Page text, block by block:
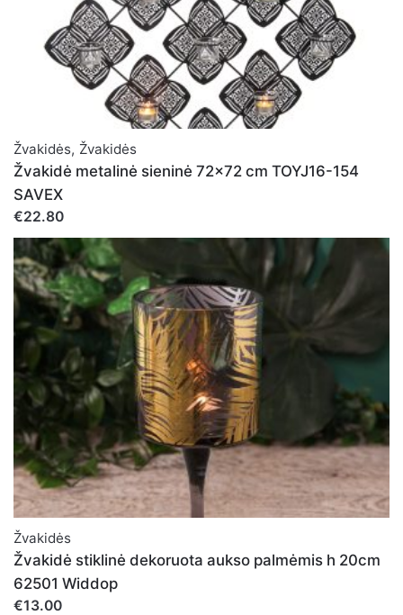
El. paštas*
pašto adresą ir interneto puslapį, kad jų nebereiktų įvesti
iš naujo, kai kitą kartą vėl norėsiu parašyti komentarą.
Žvakidės, Žvakidės
Žvakidė metalinė sieninė 72x72 cm TOYJ16-154
SAVEX
€22.80
Žvakidės
Žvakidė stiklinė dekoruota aukso palmėmis h 20cm
62501 Widdop
€13.00